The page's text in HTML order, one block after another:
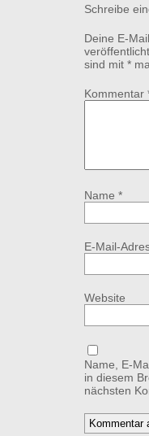
Schreibe
Deine E-
veröffentlicht.
sind mit *
Kommentar
Name *
E-Mail-
Website
Name, E-
in diesem
nächsten